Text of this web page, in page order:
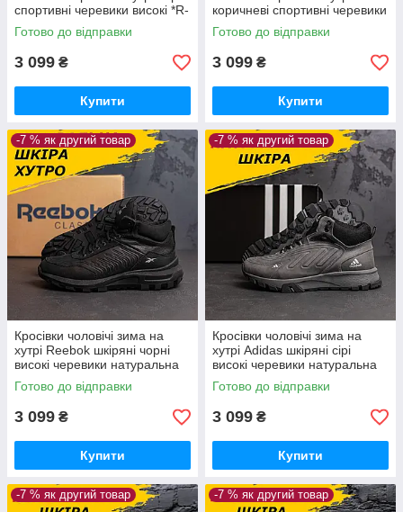
спортивні черевики високі *R-
05 ч/сер бот*
Готово до відправки
3 099 ₴
Купити
коричневі спортивні черевики
високі натуральна шкіра *R-
05 шок бот*
Готово до відправки
3 099 ₴
Купити
-7 % як другий товар
Кросівки чоловічі зима на
хутрі Reebok шкіряні чорні
високі черевики натуральна
шкіра *R-07чорн бот*
Готово до відправки
3 099 ₴
Купити
-7 % як другий товар
Кросівки чоловічі зима на
хутрі Adidas шкіряні сірі
високі черевики натуральна
шкіра *A-04сір бот*
Готово до відправки
3 099 ₴
Купити
-7 % як другий товар -7 % як другий товар